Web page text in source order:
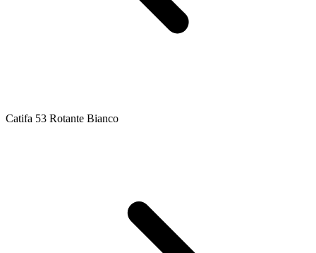
Catifa 53 Rotante Bianco